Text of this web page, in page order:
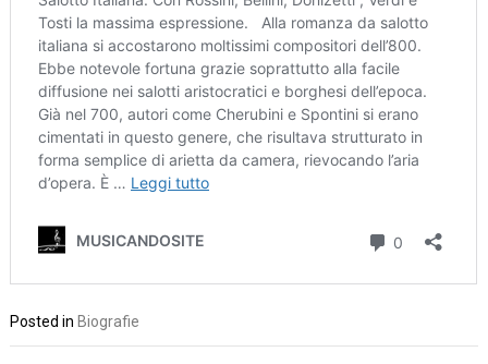
Posted inBiografie